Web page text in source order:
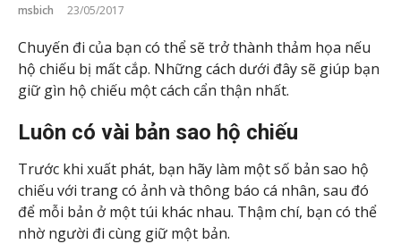
msbich 23/05/2017
Chuyến đi của bạn có thể sẽ trở thành thảm họa nếu
hộ chiếu bị mất cắp. Những cách dưới đây sẽ giúp bạn
giữ gìn hộ chiếu một cách cẩn thận nhất.
Luôn có vài bản sao hộ chiếu
Trước khi xuất phát, bạn hãy làm một số bản sao hộ
chiếu với trang có ảnh và thông báo cá nhân, sau đó
để mỗi bản ở một túi khác nhau. Thậm chí, bạn có thể
nhờ người đi cùng giữ một bản.